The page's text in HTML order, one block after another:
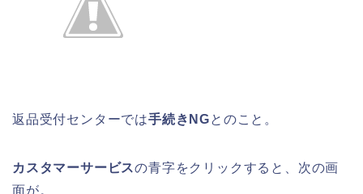
返品受付センターでは手続きNGとのこと。
カスタマーサービスの青字をクリックすると、次の画
面が。